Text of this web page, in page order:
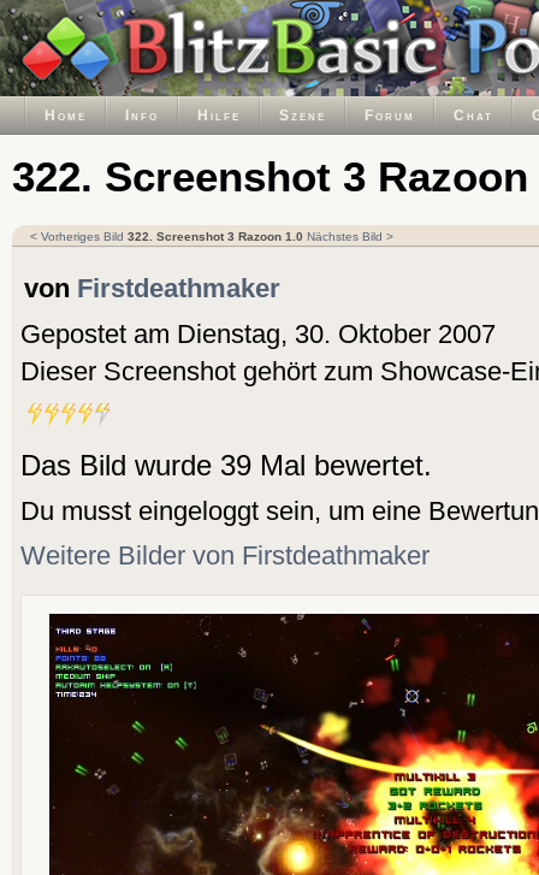
Home Info Hilfe Szene Forum Chat
322. Screenshot 3 Razoon
< Vorheriges Bild 322. Screenshot 3 Razoon 1.0 Nächstes Bild >
von Firstdeathmaker
Gepostet am Dienstag, 30. Oktober 2007
Dieser Screenshot gehört zum Showcase-
Das Bild wurde 39 Mal bewertet.
Du musst eingeloggt sein, um eine
Weitere Bilder von Firstdeathmaker